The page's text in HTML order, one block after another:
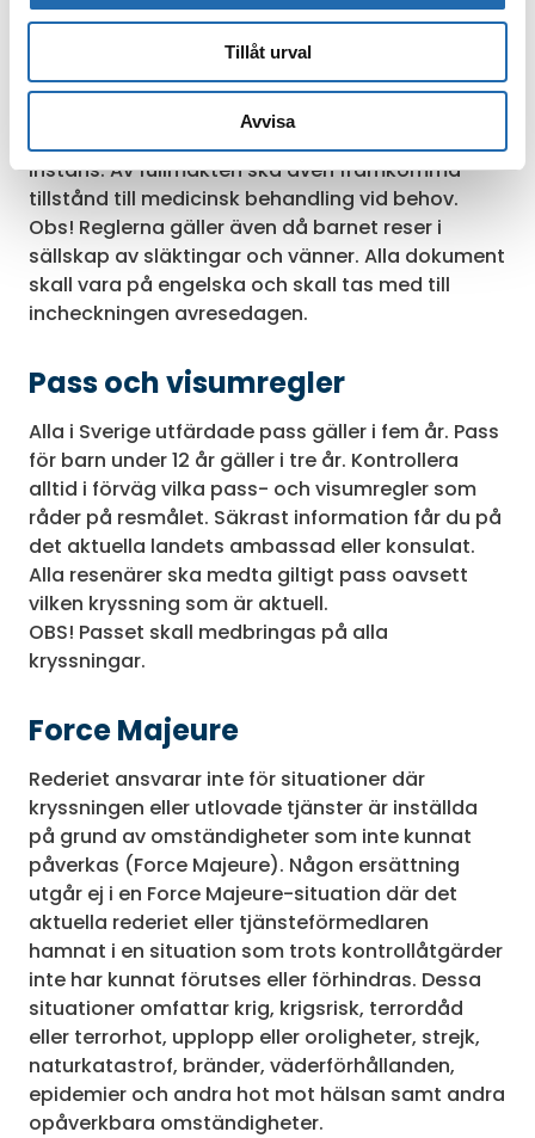
Tillåt urval
Avvisa
att barnet får resa med det aktuella
resesällskapet, kopia på föräldrarnas pass samt
ett officiellt intyg för barnet. Dessutom ska den
medföljande vuxne vid incheckningen uppvisa
fullmakt från advokat, läkare eller annan formell
instans. Av fullmakten ska även framkomma
tillstånd till medicinsk behandling vid behov.
Obs! Reglerna gäller även då barnet reser i
sällskap av släktingar och vänner. Alla dokument
skall vara på engelska och skall tas med till
incheckningen avresedagen.
Pass och visumregler
Alla i Sverige utfärdade pass gäller i fem år. Pass
för barn under 12 år gäller i tre år. Kontrollera
alltid i förväg vilka pass- och visumregler som
råder på resmålet. Säkrast information får du på
det aktuella landets ambassad eller konsulat.
Alla resenärer ska medta giltigt pass oavsett
vilken kryssning som är aktuell.
OBS! Passet skall medbringas på alla
kryssningar.
Force Majeure
Rederiet ansvarar inte för situationer där
kryssningen eller utlovade tjänster är inställda
på grund av omständigheter som inte kunnat
påverkas (Force Majeure). Någon ersättning
utgår ej i en Force Majeure-situation där det
aktuella rederiet eller tjänsteförmedlaren
hamnat i en situation som trots kontrollåtgärder
inte har kunnat förutses eller förhindras. Dessa
situationer omfattar krig, krigsrisk, terrordåd
eller terrorhot, upplopp eller oroligheter, strejk,
naturkatastrof, bränder, väderförhållanden,
epidemier och andra hot mot hälsan samt andra
opåverkbara omständigheter.